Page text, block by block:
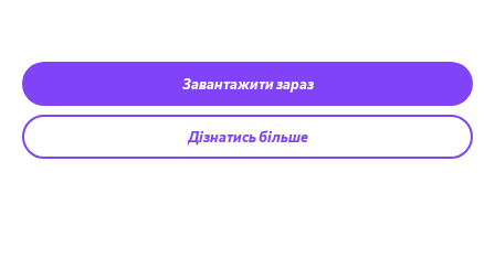
Завантажити зараз
Дізнатись більше